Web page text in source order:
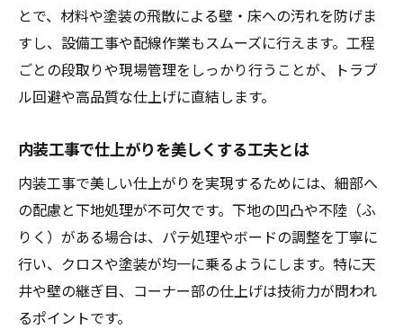
とで、材料や塗装の飛散による壁・床への汚れを防げま
すし、設備工事や配線作業もスムーズに行えます。工程
ごとの段取りや現場管理をしっかり行うことが、トラブ
ル回避や高品質な仕上げに直結します。
内装工事で仕上がりを美しくする工夫とは
内装工事で美しい仕上がりを実現するためには、細部へ
の配慮と下地処理が不可欠です。下地の凹凸や不陸（ふ
りく）がある場合は、パテ処理やボードの調整を丁寧に
行い、クロスや塗装が均一に乗るようにします。特に天
井や壁の継ぎ目、コーナー部の仕上げは技術力が問われ
るポイントです。